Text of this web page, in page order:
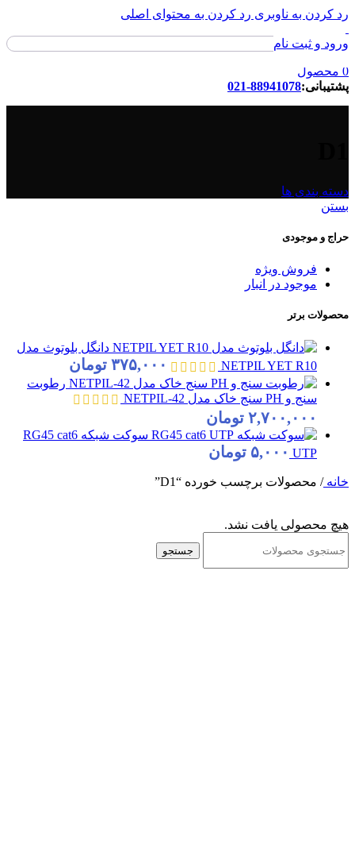
رد کردن به ناوبری رد کردن به محتوای اصلی
ورود و ثبت نام
ورود / ثبت نام
0 محصول
پشتیبانی:88941078-021
دسته بندی ها
بستن
حراج و موجودی
فروش ویژه
موجود در انبار
محصولات برتر
دانگل بلوتوث مدل
NETPIL YET R10
۳۷۵,۰۰۰ تومان
رطوبت
سنج و PH سنج خاک مدل NETPIL-42
۲,۷۰۰,۰۰۰ تومان
سوکت شبکه RG45 cat6
UTP ۵,۰۰۰ تومان
خانه/ محصولات برچسب خورده “D1”
هیچ محصولی یافت نشد.
جستجو